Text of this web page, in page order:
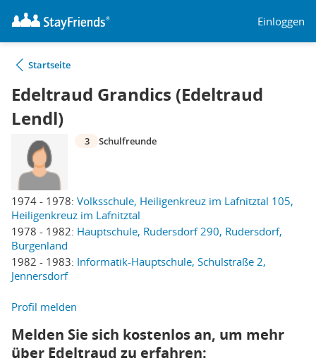
Einloggen
Startseite
Edeltraud Grandics (Edeltraud
Lendl)
1974 - 1978: Volksschule, Heiligenkreuz im Lafnitztal 105,
Heiligenkreuz im Lafnitztal
1978 - 1982: Hauptschule, Rudersdorf 290, Rudersdorf,
Burgenland
1982 - 1983: Informatik-Hauptschule, Schulstraße 2,
Jennersdorf
3 Schulfreunde
Profil melden
Melden Sie sich kostenlos an, um mehr
über Edeltraud zu erfahren: